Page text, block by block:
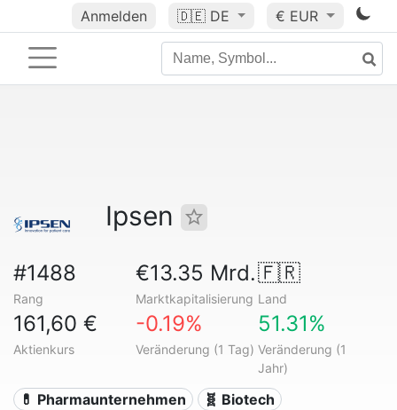
Anmelden 🇩🇪 DE € EUR
Ipsen
#1488
Rang
€13.35 Mrd.
Marktkapitalisierung
🇫🇷
Land
161,60 €
Aktienkurs
-0.19%
Veränderung (1 Tag)
51.31%
Veränderung (1
Jahr)
💊 Pharmaunternehmen 🧬 Biotech